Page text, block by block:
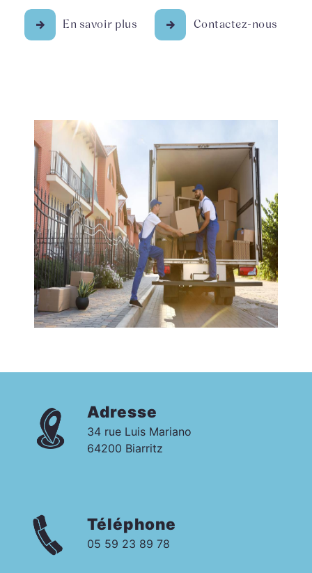
En savoir plus Contactez-nous
Adresse
34 rue Luis Mariano
64200 Biarritz
Téléphone
05 59 23 89 78